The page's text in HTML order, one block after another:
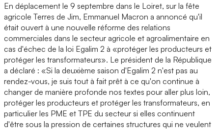
En déplacement le 9 septembre dans le Loiret, sur la fête
agricole Terres de Jim, Emmanuel Macron a annoncé qu'il
était ouvert à une nouvelle réforme des relations
commerciales dans le secteur agricole et agroalimentaire en
cas d'échec de la loi Egalim 2 à «protéger les producteurs et
protéger les transformateurs». Le président de la République
a déclaré : «Si la deuxième saison d'Egalim 2 n'est pas au
rendez-vous, je suis tout à fait prêt à ce qu'on continue à
changer de manière profonde nos textes pour aller plus loin,
protéger les producteurs et protéger les transformateurs, en
particulier les PME et TPE du secteur si elles continuent
d'être sous la pression de certaines structures qui ne veulent